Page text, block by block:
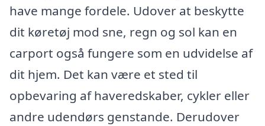
have mange fordele. Udover at beskytte
dit køretøj mod sne, regn og sol kan en
carport også fungere som en udvidelse af
dit hjem. Det kan være et sted til
opbevaring af haveredskaber, cykler eller
andre udendørs genstande. Derudover